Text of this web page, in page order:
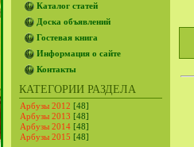
Каталог статей
Доска объявлений
Гостевая книга
Информация о сайте
Контакты
КАТЕГОРИИ РАЗДЕЛА
Арбузы 2012 [48]
Арбузы 2013 [48]
Арбузы 2014 [48]
Арбузы 2015 [48]